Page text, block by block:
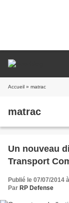
Accueil » matrac
matrac
Un nouveau
Transport
Publié le 07/07/2014
Par RP Defense